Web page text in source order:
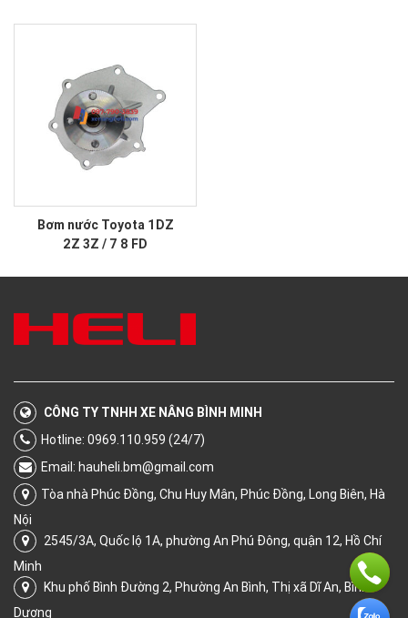
Bơm nước Toyota 1DZ
2Z 3Z / 7 8 FD
CÔNG TY TNHH XE NÂNG BÌNH MINH
Hotline: 0969.110.959 (24/7)
Email: hauheli.bm@gmail.com
Tòa nhà Phúc Đồng, Chu Huy Mân, Phúc Đồng, Long Biên, Hà
Nội
2545/3A, Quốc lộ 1A, phường An Phú Đông, quận 12, Hồ Chí
Minh
Khu phố Bình Đường 2, Phường An Bình, Thị xã Dĩ An, Bình
Dương